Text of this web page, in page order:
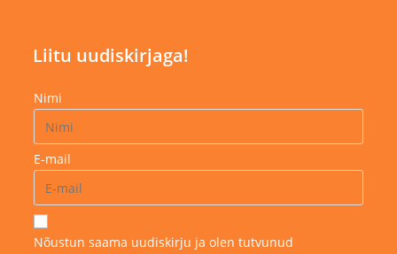
Liitu uudiskirjaga!
Nimi
E-mail
Nõustun saama uudiskirju ja olen tutvunud